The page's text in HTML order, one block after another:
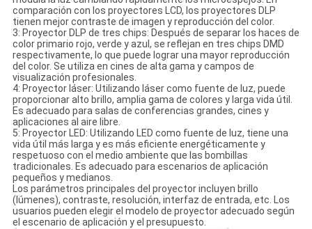
comparación con los proyectores LCD, los proyectores DLP
tienen mejor contraste de imagen y reproducción del color.
3: Proyector DLP de tres chips: Después de separar los haces de
color primario rojo, verde y azul, se reflejan en tres chips DMD
respectivamente, lo que puede lograr una mayor reproducción
del color. Se utiliza en cines de alta gama y campos de
visualización profesionales.
4: Proyector láser: Utilizando láser como fuente de luz, puede
proporcionar alto brillo, amplia gama de colores y larga vida útil.
Es adecuado para salas de conferencias grandes, cines y
aplicaciones al aire libre.
5: Proyector LED: Utilizando LED como fuente de luz, tiene una
vida útil más larga y es más eficiente energéticamente y
respetuoso con el medio ambiente que las bombillas
tradicionales. Es adecuado para escenarios de aplicación
pequeños y medianos.
Los parámetros principales del proyector incluyen brillo
(lúmenes), contraste, resolución, interfaz de entrada, etc. Los
usuarios pueden elegir el modelo de proyector adecuado según
el escenario de aplicación y el presupuesto.